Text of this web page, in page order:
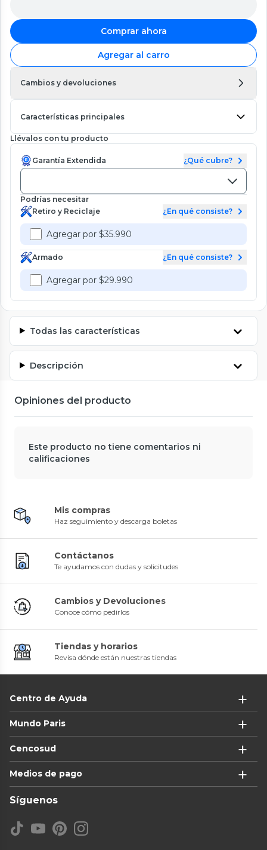
Comprar ahora
Agregar al carro
Cambios y devoluciones
Características principales
Llévalos con tu producto
Garantía Extendida ¿Qué cubre?
Podrías necesitar
Retiro y Reciclaje
¿En qué consiste?
Agregar por $35.990
Armado ¿En qué consiste?
Agregar por $29.990
Todas las características
Descripción
Opiniones del producto
Este producto no tiene comentarios ni
calificaciones
Mis compras
Haz seguimiento y descarga boletas
Contáctanos
Te ayudamos con dudas y solicitudes
Cambios y Devoluciones
Conoce cómo pedirlos
Tiendas y horarios
Revisa dónde están nuestras tiendas
Centro de Ayuda
Mundo Paris
Cencosud
Medios de pago
Síguenos